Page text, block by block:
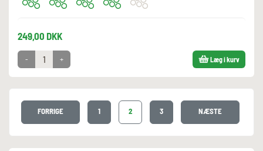
249,00 DKK
- + Læg i kurv
FORRIGE 1 2 3 NÆSTE